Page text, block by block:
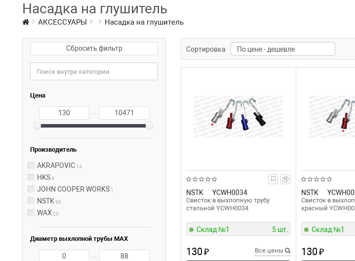
Насадка на глушитель
АКСЕССУАРЫ Насадка на глушитель
Сбросить фильтр
Цена
—
Производитель
AKRAPOVIC 14
HKS4
JOHN COOPER WORKS 1
NSTK96
WAX 25
Диаметр выхлопной трубы MAX
—
Сортировка
NSTK YCWH0034
Свисток в выхлопную трубу
стальной YCWH0034
Склад №1 5 шт.
130₽ Все цены
NSTK
Свисток в
красный
Склад №1
130₽